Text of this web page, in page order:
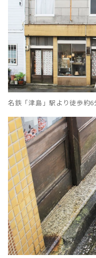
名鉄「津島」駅より徒歩約6